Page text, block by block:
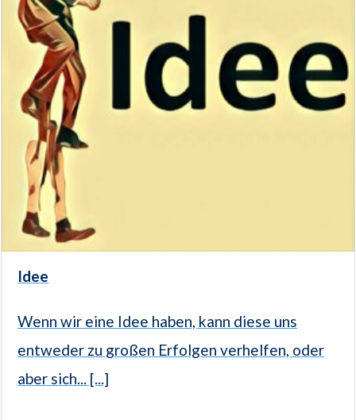
Idee
Wenn wir eine Idee haben, kann diese uns
entweder zu großen Erfolgen verhelfen, oder
aber sich... [...]